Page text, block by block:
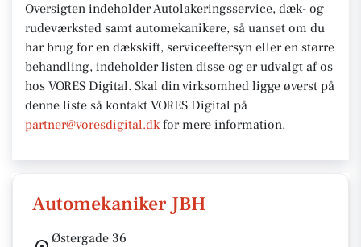
Oversigten indeholder Autolakeringsservice, dæk- og
rudeværksted samt automekanikere, så uanset om du
har brug for en dækskift, serviceeftersyn eller en større
behandling, indeholder listen disse og er udvalgt af os
hos VORES Digital. Skal din virksomhed ligge øverst på
denne liste så kontakt VORES Digital på
partner@voresdigital.dk for mere information.
Automekaniker JBH
Østergade 36